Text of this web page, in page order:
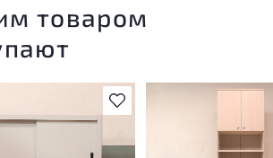
товаром
В избранное
незначительные
эксплуатации, не